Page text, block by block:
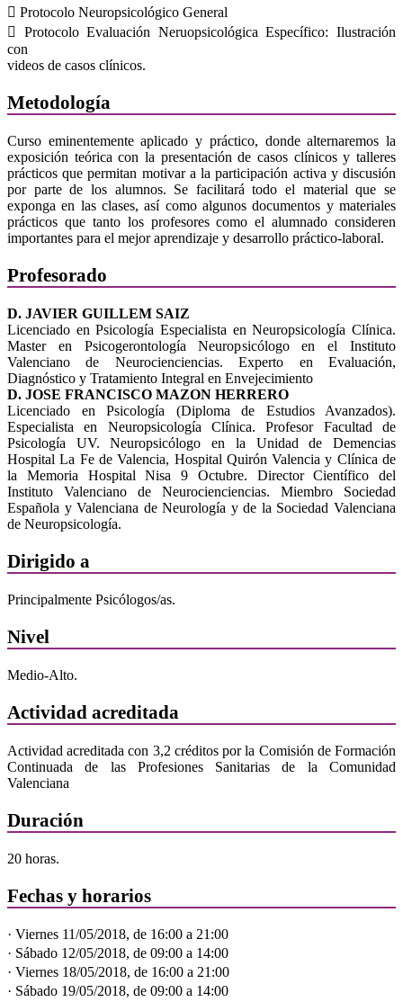
 Protocolo Neuropsicológico General
 Protocolo Evaluación Neruopsicológica Específico: Ilustración
con
videos de casos clínicos.
Metodología
Curso eminentemente aplicado y práctico, donde alternaremos la
exposición teórica con la presentación de casos clínicos y talleres
prácticos que permitan motivar a la participación activa y discusión
por parte de los alumnos. Se facilitará todo el material que se
exponga en las clases, así como algunos documentos y materiales
prácticos que tanto los profesores como el alumnado consideren
importantes para el mejor aprendizaje y desarrollo práctico-laboral.
Profesorado
D. JAVIER GUILLEM SAIZ
Licenciado en Psicología Especialista en Neuropsicología Clínica.
Master en Psicogerontología Neuropsicólogo en el Instituto
Valenciano de Neurocienciencias. Experto en Evaluación,
Diagnóstico y Tratamiento Integral en Envejecimiento
D. JOSE FRANCISCO MAZON HERRERO
Licenciado en Psicología (Diploma de Estudios Avanzados).
Especialista en Neuropsicología Clínica. Profesor Facultad de
Psicología UV. Neuropsicólogo en la Unidad de Demencias
Hospital La Fe de Valencia, Hospital Quirón Valencia y Clínica de
la Memoria Hospital Nisa 9 Octubre. Director Científico del
Instituto Valenciano de Neurocienciencias. Miembro Sociedad
Española y Valenciana de Neurología y de la Sociedad Valenciana
de Neuropsicología.
Dirigido a
Principalmente Psicólogos/as.
Nivel
Medio-Alto.
Actividad acreditada
Actividad acreditada con 3,2 créditos por la Comisión de Formación
Continuada de las Profesiones Sanitarias de la Comunidad
Valenciana
Duración
20 horas.
Fechas y horarios
· Viernes 11/05/2018, de 16:00 a 21:00
· Sábado 12/05/2018, de 09:00 a 14:00
· Viernes 18/05/2018, de 16:00 a 21:00
· Sábado 19/05/2018, de 09:00 a 14:00